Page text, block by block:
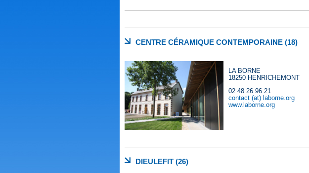
CENTRE CÉRAMIQUE CONTEMPORAINE (18)
LA BORNE
18250 HENRICHEMONT
02 48 26 96 21
contact (at) laborne.org
www.laborne.org
DIEULEFIT (26)